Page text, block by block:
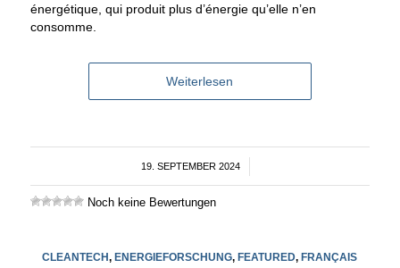
énergétique, qui produit plus d’énergie qu’elle n’en
consomme.
Weiterlesen
19. SEPTEMBER 2024
/
Noch keine Bewertungen
CLEANTECH, ENERGIEFORSCHUNG, FEATURED, FRANÇAIS